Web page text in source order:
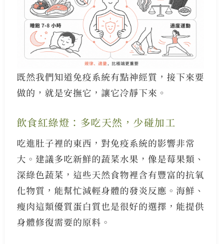
既然我們知道免疫系統有點神經質，接下來要
做的，就是安撫它，讓它冷靜下來。
飲食紅綠燈：多吃天然，少碰加工
吃進肚子裡的東西，對免疫系統的影響非常
大。建議多吃新鮮的蔬菜水果，像是莓果類、
深綠色蔬菜，這些天然食物裡含有豐富的抗氧
化物質，能幫忙減輕身體的發炎反應。海鮮、
瘦肉這類優質蛋白質也是很好的選擇，能提供
身體修復需要的原料。